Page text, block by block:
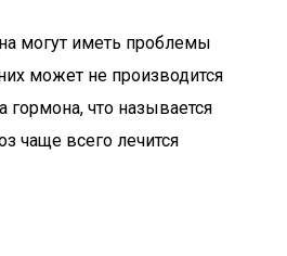
могут иметь проблемы
может не производится
гормона, что называется
чаще всего лечится